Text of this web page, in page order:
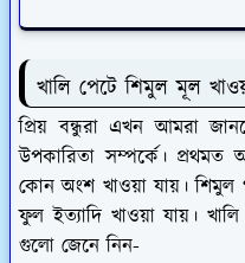
খালি পেটে শিমুল মূল
প্রিয় বন্ধুরা এখন আমরা
উপকারিতা সম্পর্কে।
কোন অংশ খাওয়া যায়।
ফুল ইত্যাদি খাওয়া যায়।
গুলো জেনে নিন-